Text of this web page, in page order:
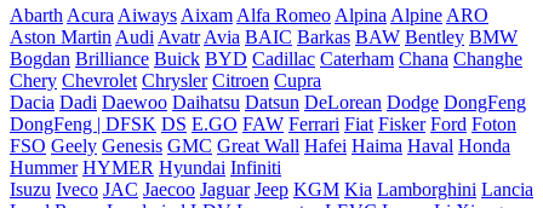
Abarth Acura Aiways Aixam Alfa Romeo Alpina Alpine ARO
Aston Martin Audi Avatr Avia BAIC Barkas BAW Bentley BMW
Bogdan Brilliance Buick BYD Cadillac Caterham Chana Changhe
Chery Chevrolet Chrysler Citroen Cupra
Dacia Dadi Daewoo Daihatsu Datsun DeLorean Dodge DongFeng
DongFeng | DFSK DS E.GO FAW Ferrari Fiat Fisker Ford Foton
FSO Geely Genesis GMC Great Wall Hafei Haima Haval Honda
Hummer HYMER Hyundai Infiniti
Isuzu Iveco JAC Jaecoo Jaguar Jeep KGM Kia Lamborghini Lancia